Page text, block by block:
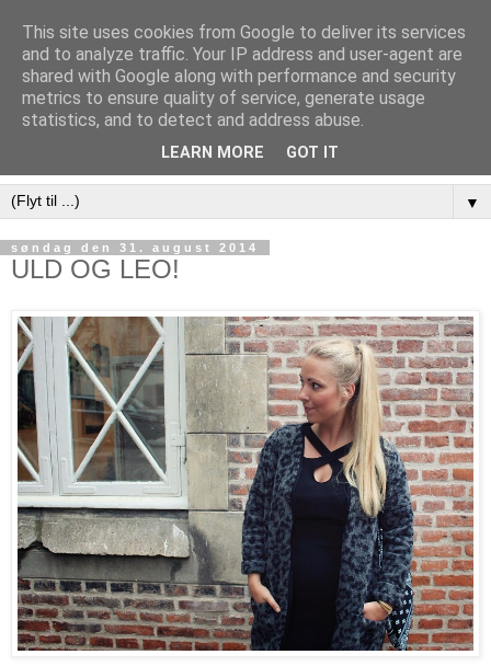
▼
søndag den 31. august 2014
ULD OG LEO!
This site uses cookies from Google to deliver its services
and to analyze traffic. Your IP address and user-agent are
shared with Google along with performance and security
metrics to ensure quality of service, generate usage
statistics, and to detect and address abuse.
LEARN MORE GOT IT